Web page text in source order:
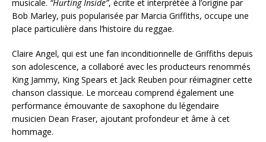
musicale. “Hurting Inside”, écrite et interprétée à l’origine par
Bob Marley, puis popularisée par Marcia Griffiths, occupe une
place particulière dans l’histoire du reggae.
Claire Angel, qui est une fan inconditionnelle de Griffiths depuis
son adolescence, a collaboré avec les producteurs renommés
King Jammy, King Spears et Jack Reuben pour réimaginer cette
chanson classique. Le morceau comprend également une
performance émouvante de saxophone du légendaire
musicien Dean Fraser, ajoutant profondeur et âme à cet
hommage.